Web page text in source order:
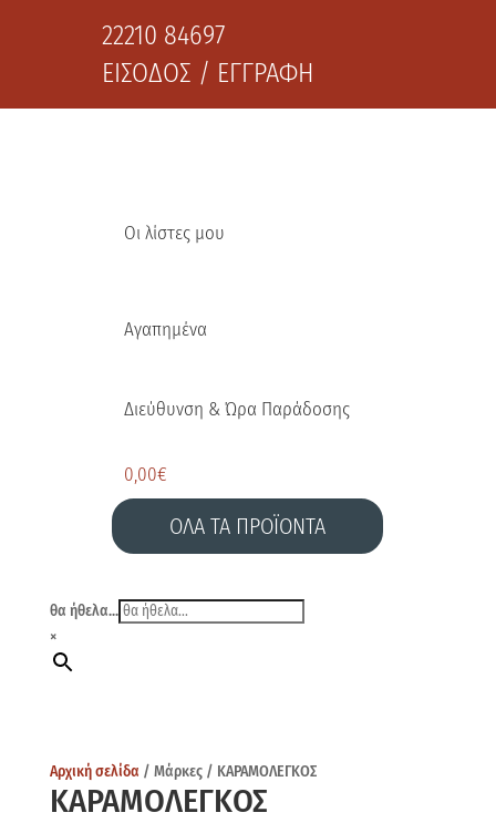
22210 84697
ΕΙΣΟΔΟΣ / ΕΓΓΡΑΦΗ
Οι λίστες μου
Αγαπημένα
Διεύθυνση & Ώρα Παράδοσης
0,00€
ΟΛΑ ΤΑ ΠΡΟΪΟΝΤΑ
θα ήθελα...
×
Αρχική σελίδα / Μάρκες / ΚΑΡΑΜΟΛΕΓΚΟΣ
ΚΑΡΑΜΟΛΕΓΚΟΣ